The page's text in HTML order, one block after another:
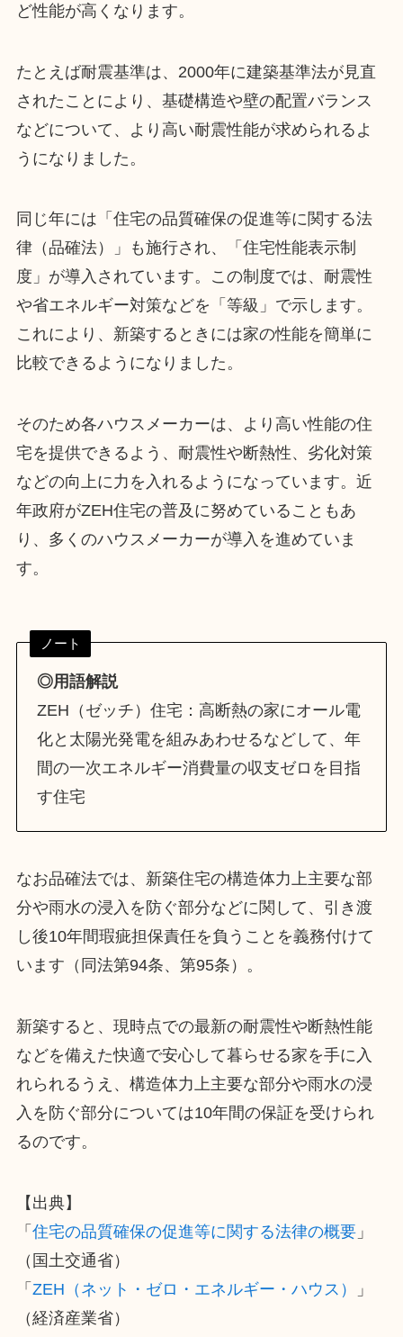
ど性能が高くなります。
たとえば耐震基準は、2000年に建築基準法が見直
されたことにより、基礎構造や壁の配置バランス
などについて、より高い耐震性能が求められるよ
うになりました。
同じ年には「住宅の品質確保の促進等に関する法
律（品確法）」も施行され、「住宅性能表示制
度」が導入されています。この制度では、耐震性
や省エネルギー対策などを「等級」で示します。
これにより、新築するときには家の性能を簡単に
比較できるようになりました。
そのため各ハウスメーカーは、より高い性能の住
宅を提供できるよう、耐震性や断熱性、劣化対策
などの向上に力を入れるようになっています。近
年政府がZEH住宅の普及に努めていることもあ
り、多くのハウスメーカーが導入を進めていま
す。
ノート
◎用語解説
ZEH（ゼッチ）住宅：高断熱の家にオール電
化と太陽光発電を組みあわせるなどして、年
間の一次エネルギー消費量の収支ゼロを目指
す住宅
なお品確法では、新築住宅の構造体力上主要な部
分や雨水の浸入を防ぐ部分などに関して、引き渡
し後10年間瑕疵担保責任を負うことを義務付けて
います（同法第94条、第95条）。
新築すると、現時点での最新の耐震性や断熱性能
などを備えた快適で安心して暮らせる家を手に入
れられるうえ、構造体力上主要な部分や雨水の浸
入を防ぐ部分については10年間の保証を受けられ
るのです。
【出典】
「 住宅の品質確保の促進等に関する法律の概要」
（国土交通省）
「 ZEH（ネット・ゼロ・エネルギー・ハウス）
」
（経済産業省）